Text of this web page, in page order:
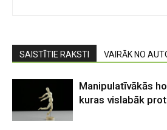
SAISTĪTIE RAKSTI VAIRĀK NO
Manipulatīvākās
kuras vislabāk